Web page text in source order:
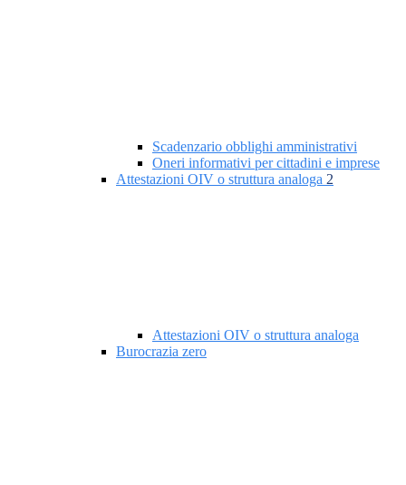
Scadenzario obblighi amministrativi
Oneri informativi per cittadini e imprese
Attestazioni OIV o struttura analoga 2
Attestazioni OIV o struttura analoga
Burocrazia zero